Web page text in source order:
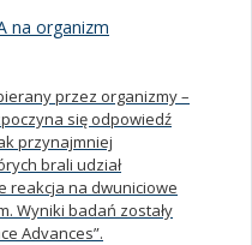
na organizm
przez organizmy –
się odpowiedź
przynajmniej
brali udział
reakcja na dwuniciowe
Wyniki badań zostały
Advances”.